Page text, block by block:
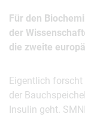
Für den
der
die zweite
Eigentlich forscht
der
Insulin geht.